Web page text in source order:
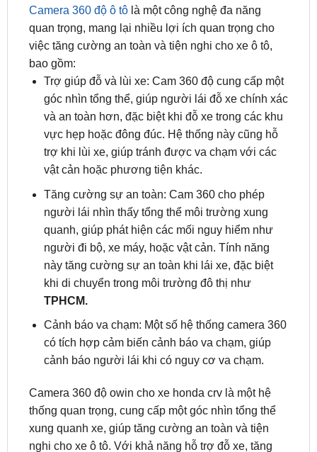
việc tăng cường an toàn và tiện nghi cho xe ô tô,
bao gồm:
Trợ giúp đỗ và lùi xe: Cam 360 độ cung cấp một
góc nhìn tổng thể, giúp người lái đỗ xe chính xác
và an toàn hơn, đặc biệt khi đỗ xe trong các khu
vực hẹp hoặc đông đúc. Hệ thống này cũng hỗ
trợ khi lùi xe, giúp tránh được va chạm với các
vật cản hoặc phương tiện khác.
Tăng cường sự an toàn: Cam 360 cho phép
người lái nhìn thấy tổng thể môi trường xung
quanh, giúp phát hiện các mối nguy hiểm như
người đi bộ, xe máy, hoặc vật cản. Tính năng
này tăng cường sự an toàn khi lái xe, đặc biệt
khi di chuyển trong môi trường đô thị như
TPHCM.
Cảnh báo va chạm: Một số hệ thống camera 360
có tích hợp cảm biến cảnh báo va chạm, giúp
cảnh báo người lái khi có nguy cơ va chạm.
Camera 360 độ owin cho xe honda crv là một hệ
xung quanh xe, giúp tăng cường an toàn và tiện
nghi cho xe ô tô. Với khả năng hỗ trợ đỗ xe, tăng
cường sự an toàn khi di chuyển, và tăng cường trải
nghiệm lái xe, cam 360 đang trở thành một tính